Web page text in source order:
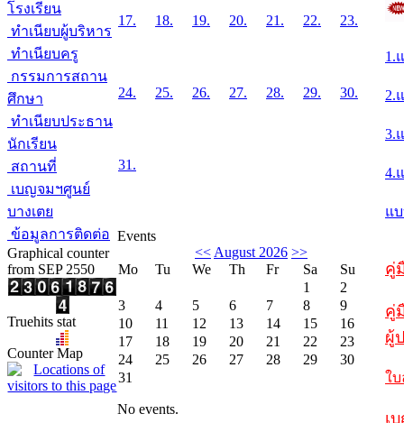
โรงเรียน
ทำเนียบผู้บริหาร
ทำเนียบครู
กรรมการสถาน
ศึกษา
ทำเนียบประธาน
นักเรียน
สถานที่
เบญจมฯศูนย์
บางเตย
ข้อมูลการติดต่อ
Graphical counter
from SEP 2550
Truehits stat
Counter Map
17. 18. 19. 20. 21. 22. 23.
24. 25. 26. 27. 28. 29. 30.
31.
Events
<< August 2026 >>
Mo
Tu We Th Fr Sa
Su
1
2
3
4 5 6 7 8
9
10
11 12 13 14 15
16
17
18 19 20 21 22
23
24
25 26 27 28 29
30
31
No events.
1.
2.
3.
4.
แ
คู่
คู่
ผู้
ใ
เ